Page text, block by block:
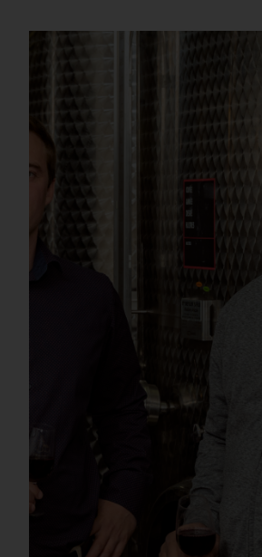
Victor Barbier, un jeune Domaine